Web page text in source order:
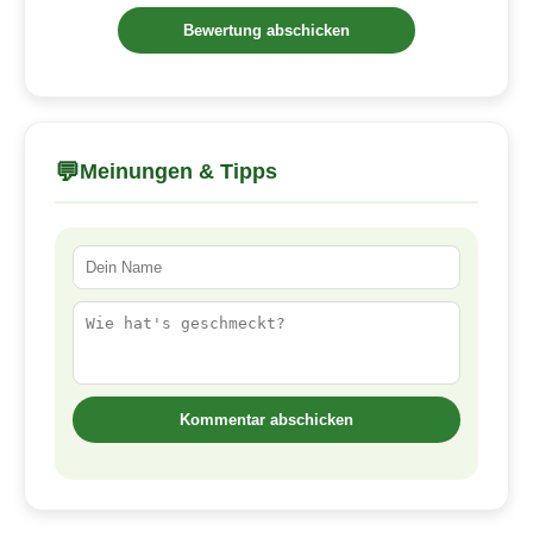
💬Meinungen & Tipps
Kommentar abschicken